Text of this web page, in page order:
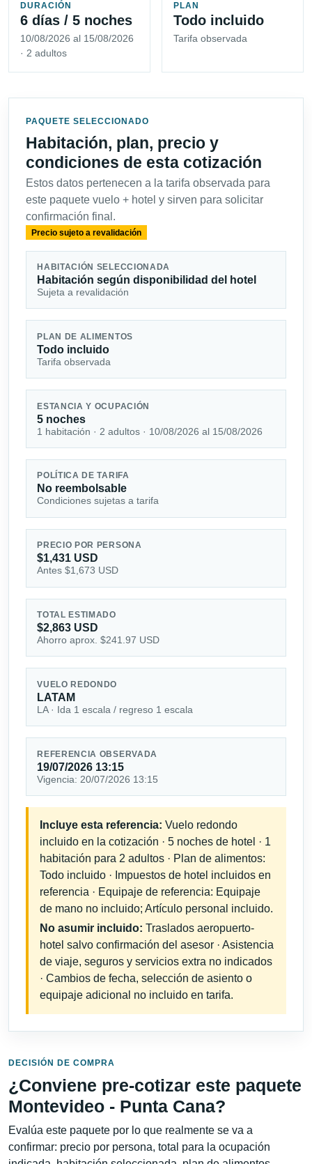
DURACIÓN
6 días / 5 noches
10/08/2026 al 15/08/2026
· 2 adultos
PLAN
Todo incluido
Tarifa observada
PAQUETE SELECCIONADO
Habitación, plan, precio y
condiciones de esta cotización
Estos datos pertenecen a la tarifa observada para
este paquete vuelo + hotel y sirven para solicitar
confirmación final.
Precio sujeto a revalidación
HABITACIÓN SELECCIONADA
Habitación según disponibilidad del hotel
Sujeta a revalidación
PLAN DE ALIMENTOS
Todo incluido
Tarifa observada
ESTANCIA Y OCUPACIÓN
5 noches
1 habitación · 2 adultos · 10/08/2026 al 15/08/2026
POLÍTICA DE TARIFA
No reembolsable
Condiciones sujetas a tarifa
PRECIO POR PERSONA
$1,431 USD
Antes $1,673 USD
TOTAL ESTIMADO
$2,863 USD
Ahorro aprox. $241.97 USD
VUELO REDONDO
LATAM
LA · Ida 1 escala / regreso 1 escala
REFERENCIA OBSERVADA
19/07/2026 13:15
Vigencia: 20/07/2026 13:15
Incluye esta referencia: Vuelo redondo
incluido en la cotización · 5 noches de hotel · 1
habitación para 2 adultos · Plan de alimentos:
Todo incluido · Impuestos de hotel incluidos en
referencia · Equipaje de referencia: Equipaje
de mano no incluido; Artículo personal incluido.
No asumir incluido: Traslados aeropuerto-
hotel salvo confirmación del asesor · Asistencia
de viaje, seguros y servicios extra no indicados
· Cambios de fecha, selección de asiento o
equipaje adicional no incluido en tarifa.
DECISIÓN DE COMPRA
¿Conviene pre-cotizar este paquete
Montevideo - Punta Cana?
Evalúa este paquete por lo que realmente se va a
confirmar: precio por persona, total para la ocupación